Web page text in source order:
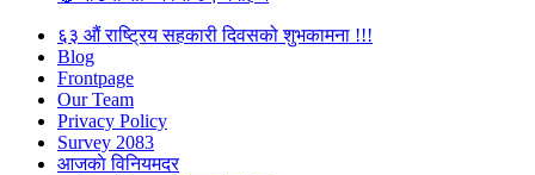
६३ औं राष्ट्रिय सहकारी दिवसको शुभकामना !!!
Blog
Frontpage
Our Team
Privacy Policy
Survey 2083
आजकाे विनियमदर